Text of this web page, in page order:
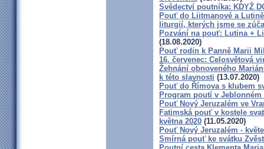
Svědectví poutníka: KDYŽ
Pouť do Liitmanové a
liturgií, kterých jsme se
Pozvání na pouť: Lutina +
(18.08.2020)
Pouť rodin k Panně Marii
16. červenec: Celosvětová
Žehnání obnoveného
k této slavnosti (13.07.2020)
Pouť do Římova s klubem
Program poutí v Jeblonném
Pouť Nový Jeruzalém ve
Fatimská pouť v kostele
května 2020 (11.05.2020)
Pouť Nový Jeruzalém -
Smírná pouť ke svátku